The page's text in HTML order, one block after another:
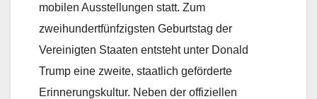
mobilen Ausstellungen statt. Zum
zweihundertfünfzigsten Geburtstag der
Vereinigten Staaten entsteht unter Donald
Trump eine zweite, staatlich geförderte
Erinnerungskultur. Neben der offiziellen